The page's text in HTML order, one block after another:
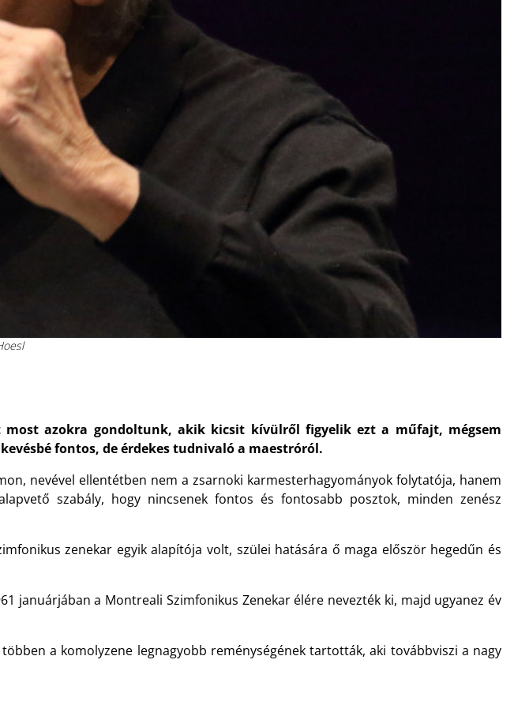
azokra gondoltunk, akik kicsit kívülről figyelik ezt a műfajt, mégsem
fontos, de érdekes tudnivaló a maestróról.
nevével ellentétben nem a zsarnoki karmesterhagyományok folytatója, hanem
szabály, hogy nincsenek fontos és fontosabb posztok, minden zenész
zenekar egyik alapítója volt, szülei hatására ő maga először hegedűn és
januárjában a Montreali Szimfonikus Zenekar élére nevezték ki, majd ugyanez év
a komolyzene legnagyobb reménységének tartották, aki továbbviszi a nagy